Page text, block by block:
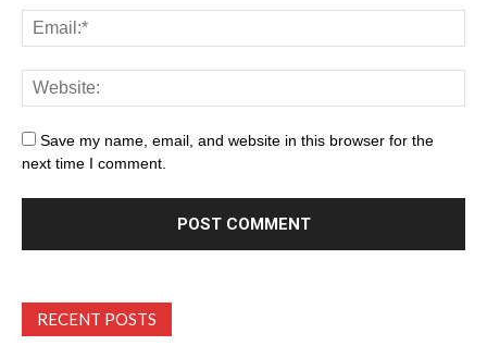
Save my name, email, and website in this browser for the
next time I comment.
RECENT POSTS